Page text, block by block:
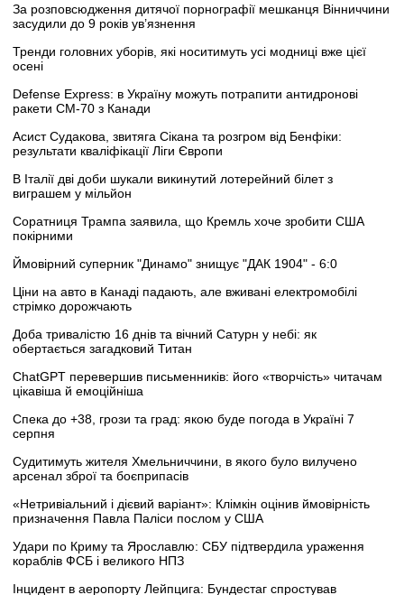
За розповсюдження дитячої порнографії мешканця Вінниччини
засудили до 9 років ув’язнення
Тренди головних уборів, які носитимуть усі модниці вже цієї
осені
Defense Express: в Україну можуть потрапити антидронові
ракети CM-70 з Канади
Асист Судакова, звитяга Сікана та розгром від Бенфіки:
результати кваліфікації Ліги Європи
В Італії дві доби шукали викинутий лотерейний білет з
виграшем у мільйон
Соратниця Трампа заявила, що Кремль хоче зробити США
покірними
Ймовірний суперник "Динамо" знищує "ДАК 1904" - 6:0
Ціни на авто в Канаді падають, але вживані електромобілі
стрімко дорожчають
Доба тривалістю 16 днів та вічний Сатурн у небі: як
обертається загадковий Титан
ChatGPT перевершив письменників: його «творчість» читачам
цікавіша й емоційніша
Спека до +38, грози та град: якою буде погода в Україні 7
серпня
Судитимуть жителя Хмельниччини, в якого було вилучено
арсенал зброї та боєприпасів
«Нетривіальний і дієвий варіант»: Клімкін оцінив ймовірність
призначення Павла Паліси послом у США
Удари по Криму та Ярославлю: СБУ підтвердила ураження
кораблів ФСБ і великого НПЗ
Інцидент в аеропорту Лейпцига: Бундестаг спростував